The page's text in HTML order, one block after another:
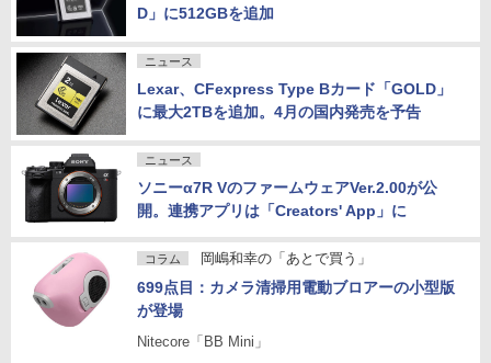
D」に512GBを追加
ニュース
Lexar、CFexpress Type Bカード「GOLD」
に最大2TBを追加。4月の国内発売を予告
ニュース
ソニーα7R VのファームウェアVer.2.00が公
開。連携アプリは「Creators' App」に
コラム 岡嶋和幸の「あとで買う」
699点目：カメラ清掃用電動ブロアーの小型版
が登場
Nitecore「BB Mini」